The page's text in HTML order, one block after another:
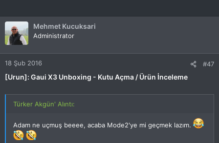
Mehmet Kucuksari
Administrator
18 Şub 2016 #47
[Urun]: Gaui X3 Unboxing - Kutu Açma / Ürün İnceleme
Türker Akgün' Alıntı:
Adam ne uçmuş beeee, acaba Mode2'ye mi geçmek lazım.